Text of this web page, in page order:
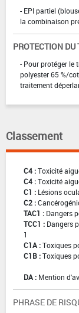
- EPI partiel
la combinaison
PROTECTION
- Pour protéger le
polyester 65 %/
traitement
Classement
C4 :Toxicité
C4 :Toxicité
C1 : Lésions
C2 :
TAC1 : Dangers
TCC1 : Dangers
1
C1A :Toxiques
C1B :Toxiques
DA : Mention
PHRASE DE